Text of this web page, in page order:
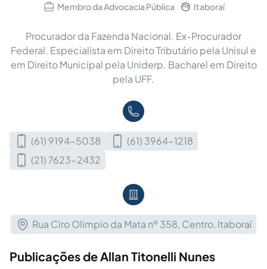
Membro da Advocacia Pública
Itaboraí
Procurador da Fazenda Nacional. Ex-Procurador
Federal. Especialista em Direito Tributário pela Unisul e
em Direito Municipal pela Uniderp. Bacharel em Direito
pela UFF.
(61) 9194-5038
(61) 3964-1218
(21) 7623-2432
Rua Ciro Olimpio da Mata nº 358, Centro, Itaboraí
Publicações de Allan Titonelli Nunes